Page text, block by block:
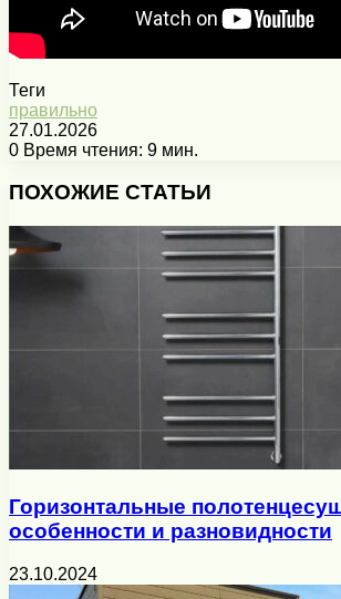
Теги
правильно
27.01.2026
0 Время чтения: 9 мин.
ПОХОЖИЕ СТАТЬИ
Горизонтальные
особенности и разновидности
23.10.2024